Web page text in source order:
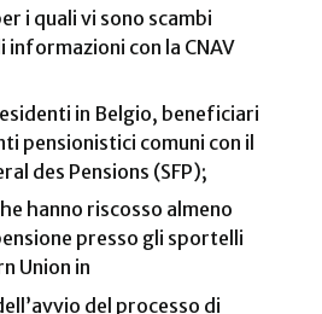
i quali vi sono scambi
con la CNAV
in Belgio, beneficiari
pensionistici comuni con il
des Pensions (SFP);
hanno riscosso almeno
presso gli sportelli
Union in
del processo di